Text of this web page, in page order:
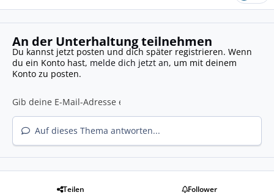
An der Unterhaltung teilnehmen
Du kannst jetzt posten und dich später registrieren. Wenn
du ein Konto hast, melde dich jetzt an, um mit deinem
Konto zu posten.
Auf dieses Thema antworten...
Teilen Follower